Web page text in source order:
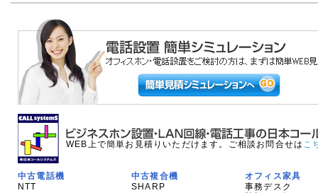
WEB上で簡単お見積りいただけます。ご相談お問合せは こ
中古電話機
NTT
中古複合機
SHARP
オフィス家具
事務デスク